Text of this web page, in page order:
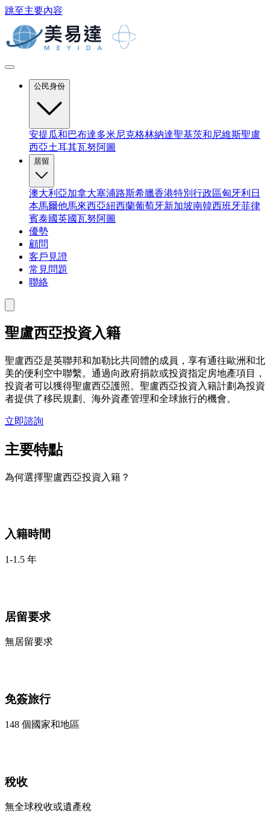
跳至主要內容
公民身份
安提瓜和巴布達多米尼克格林納達聖基茨和尼維斯聖盧
西亞土耳其瓦努阿圖
居留
澳大利亞加拿大塞浦路斯希臘香港特別行政區匈牙利 日
本馬爾他馬來西亞紐西蘭葡萄牙新加坡南韓西班牙菲律
賓泰國英國瓦努阿圖
優勢
顧問
客戶見證
常見問題
聯絡
聖盧西亞投資入籍
聖盧西亞是英聯邦和加勒比共同體的成員，享有通往歐洲和北
美的便利空中聯繫。通過向政府捐款或投資指定房地產項目，
投資者可以獲得聖盧西亞護照。聖盧西亞投資入籍計劃為投資
者提供了移民規劃、海外資產管理和全球旅行的機會。
立即諮詢
主要特點
為何選擇聖盧西亞投資入籍 ？
入籍時間
1-1.5 年
居留要求
無居留要求
免簽旅行
148 個國家和地區
稅收
無全球稅收或遺產稅